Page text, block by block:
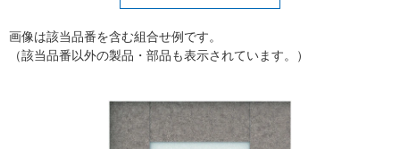
画像は該当品番を含む組合せ例です。
（該当品番以外の製品・部品も表示されています。）